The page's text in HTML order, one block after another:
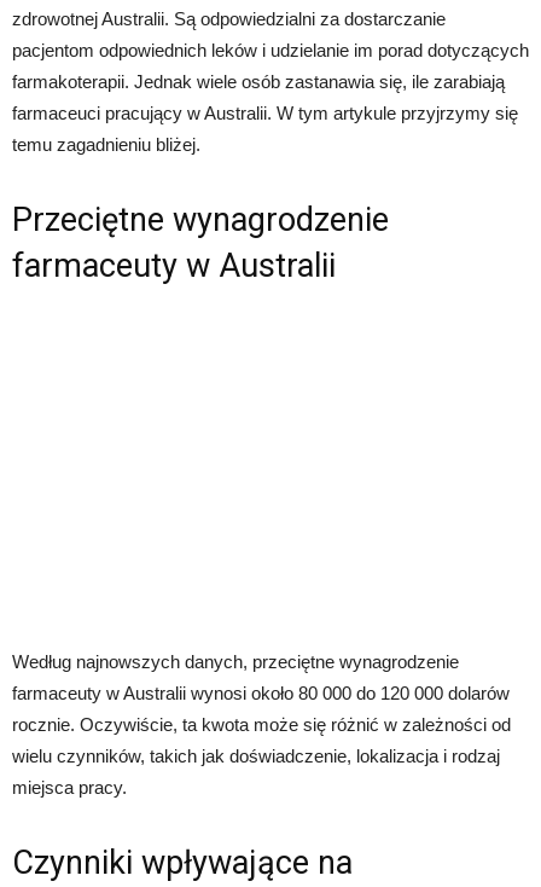
zdrowotnej Australii. Są odpowiedzialni za dostarczanie
pacjentom odpowiednich leków i udzielanie im porad dotyczących
farmakoterapii. Jednak wiele osób zastanawia się, ile zarabiają
farmaceuci pracujący w Australii. W tym artykule przyjrzymy się
temu zagadnieniu bliżej.
Przeciętne wynagrodzenie
farmaceuty w Australii
Według najnowszych danych, przeciętne wynagrodzenie
farmaceuty w Australii wynosi około 80 000 do 120 000 dolarów
rocznie. Oczywiście, ta kwota może się różnić w zależności od
wielu czynników, takich jak doświadczenie, lokalizacja i rodzaj
miejsca pracy.
Czynniki wpływające na